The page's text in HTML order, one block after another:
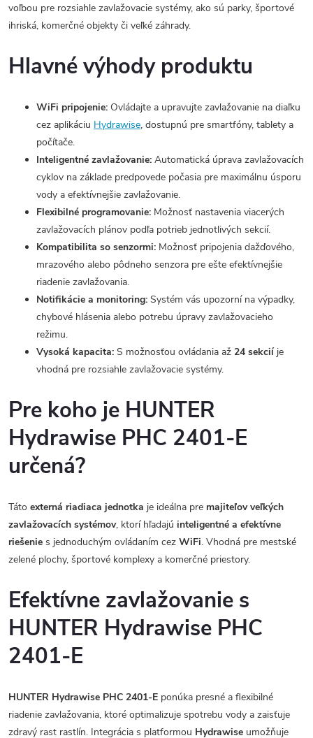
voľbou pre rozsiahle zavlažovacie systémy, ako sú parky, športové
ihriská, komerčné objekty či veľké záhrady.
Hlavné výhody produktu
WiFi pripojenie: Ovládajte a upravujte zavlažovanie na diaľku
cez aplikáciu Hydrawise, dostupnú pre smartfóny, tablety a
počítače.
Inteligentné zavlažovanie: Automatická úprava zavlažovacích
cyklov na základe predpovede počasia pre maximálnu úsporu
vody a efektívnejšie zavlažovanie.
Flexibilné programovanie: Možnosť nastavenia viacerých
zavlažovacích plánov podľa potrieb jednotlivých sekcií.
Kompatibilita so senzormi: Možnosť pripojenia dažďového,
mrazového alebo pôdneho senzora pre ešte efektívnejšie
riadenie zavlažovania.
Notifikácie a monitoring: Systém vás upozorní na výpadky,
chybové hlásenia alebo potrebu úpravy zavlažovacieho
režimu.
Vysoká kapacita: S možnosťou ovládania až 24 sekcií je
vhodná pre rozsiahle zavlažovacie systémy.
Pre koho je HUNTER
Hydrawise PHC 2401-E
určená?
Táto externá riadiaca jednotka je ideálna pre majiteľov veľkých
zavlažovacích systémov, ktorí hľadajú inteligentné a efektívne
riešenie s jednoduchým ovládaním cez WiFi. Vhodná pre mestské
zelené plochy, športové komplexy a komerčné priestory.
Efektívne zavlažovanie s
HUNTER Hydrawise PHC
2401-E
HUNTER Hydrawise PHC 2401-E ponúka presné a flexibilné
riadenie zavlažovania, ktoré optimalizuje spotrebu vody a zaisťuje
zdravý rast rastlín. Integrácia s platformou Hydrawise umožňuje